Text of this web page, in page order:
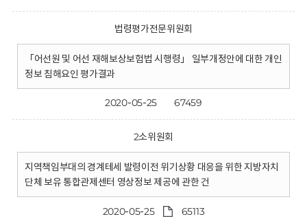
법령평가전문위원회
「어선원 및 어선 재해보상보험법 시행령」 일부개정안에 대한 개인
정보 침해요인 평가결과
2020-05-25 67459
2소위원회
지역책임부대의 경계테세 발령이전 위기상황 대응을 위한 지방자치
단체 보유 통합관제센터 영상정보 제공에 관한 건
2020-05-25 65113